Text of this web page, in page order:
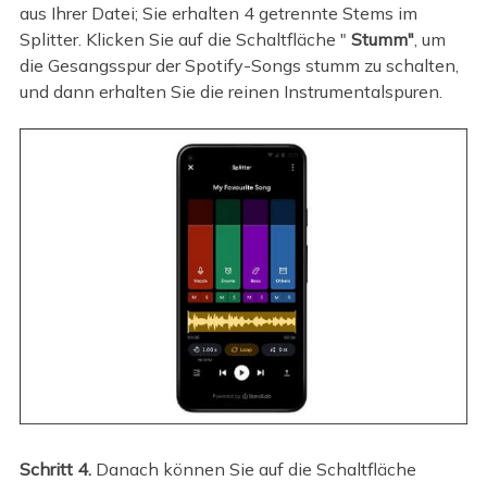
aus Ihrer Datei; Sie erhalten 4 getrennte Stems im
Splitter. Klicken Sie auf die Schaltfläche " Stumm", um
die Gesangsspur der Spotify-Songs stumm zu schalten,
und dann erhalten Sie die reinen Instrumentalspuren.
Schritt 4.Danach können Sie auf die Schaltfläche